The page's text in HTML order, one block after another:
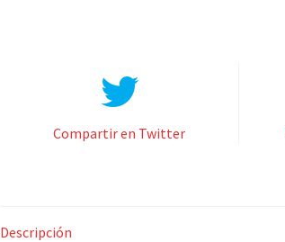
Compartir en Twitter
Descripción